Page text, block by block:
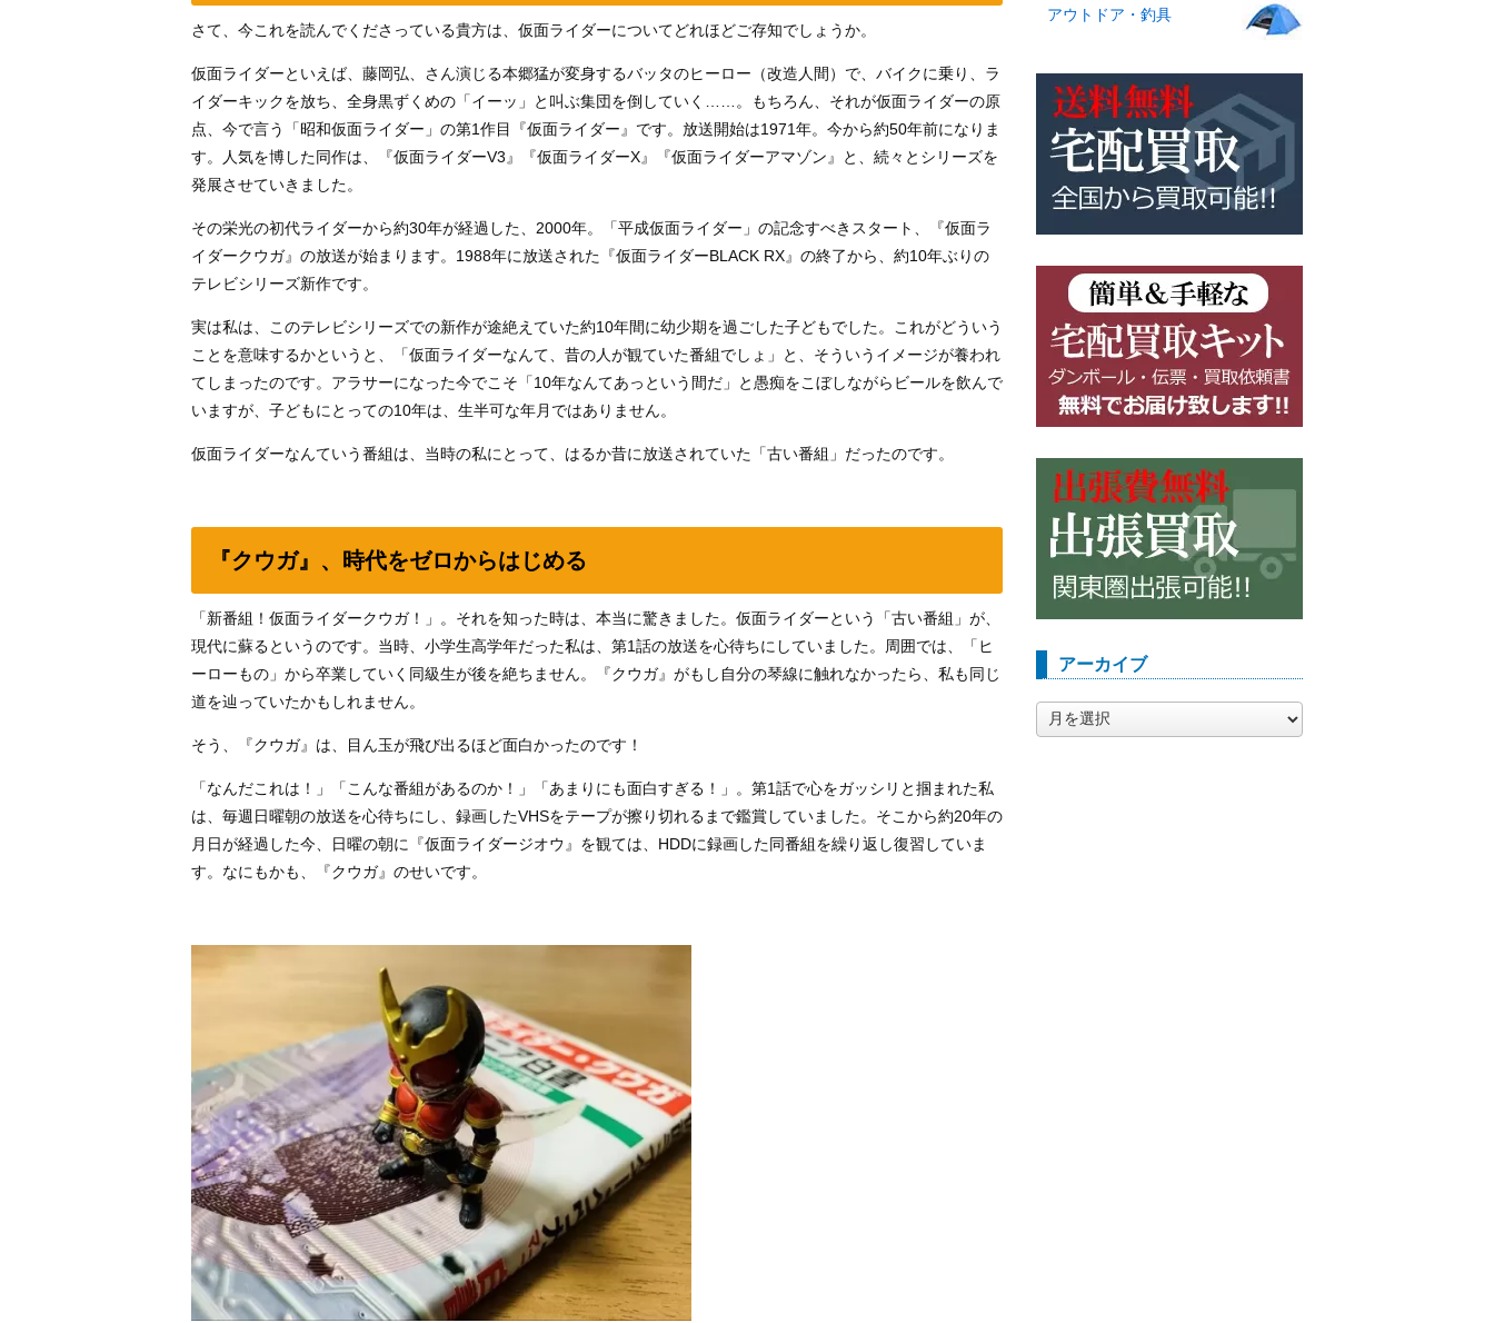
さて、今これを読んでくださっている貴方は、仮面ライダーについてどれほどご存知でしょうか。
仮面ライダーといえば、藤岡弘、さん演じる本郷猛が変身するバッタのヒーロー（改造人間）で、バイクに乗り、ラ
イダーキックを放ち、全身黒ずくめの「イーッ」と叫ぶ集団を倒していく……。もちろん、それが仮面ライダーの原
点、今で言う「昭和仮面ライダー」の第1作目『仮面ライダー』です。放送開始は1971年。今から約50年前になりま
す。人気を博した同作は、『仮面ライダーV3』『仮面ライダーX』『仮面ライダーアマゾン』と、続々とシリーズを
発展させていきました。
その栄光の初代ライダーから約30年が経過した、2000年。「平成仮面ライダー」の記念すべきスタート、『仮面ラ
イダークウガ』の放送が始まります。1988年に放送された『仮面ライダーBLACK RX』の終了から、約10年ぶりの
テレビシリーズ新作です。
実は私は、このテレビシリーズでの新作が途絶えていた約10年間に幼少期を過ごした子どもでした。これがどういう
ことを意味するかというと、「仮面ライダーなんて、昔の人が観ていた番組でしょ」と、そういうイメージが養われ
てしまったのです。アラサーになった今でこそ「10年なんてあっという間だ」と愚痴をこぼしながらビールを飲んで
いますが、子どもにとっての10年は、生半可な年月ではありません。
仮面ライダーなんていう番組は、当時の私にとって、はるか昔に放送されていた「古い番組」だったのです。
『クウガ』、時代をゼロからはじめる
「新番組！仮面ライダークウガ！」。それを知った時は、本当に驚きました。仮面ライダーという「古い番組」が、
現代に蘇るというのです。当時、小学生高学年だった私は、第1話の放送を心待ちにしていました。周囲では、「ヒ
ーローもの」から卒業していく同級生が後を絶ちません。『クウガ』がもし自分の琴線に触れなかったら、私も同じ
道を辿っていたかもしれません。
そう、『クウガ』は、目ん玉が飛び出るほど面白かったのです！
「なんだこれは！」「こんな番組があるのか！」「あまりにも面白すぎる！」。第1話で心をガッシリと掴まれた私
は、毎週日曜朝の放送を心待ちにし、録画したVHSをテープが擦り切れるまで鑑賞していました。そこから約20年の
月日が経過した今、日曜の朝に『仮面ライダージオウ』を観ては、HDDに録画した同番組を繰り返し復習していま
す。なにもかも、『クウガ』のせいです。
アウトドア・釣具
アーカイブ
ー